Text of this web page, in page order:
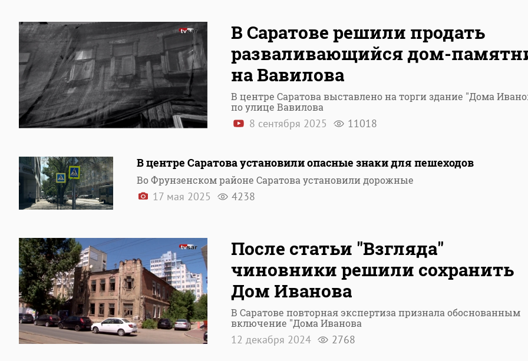
В Саратове решили продать
разваливающийся дом-
на Вавилова
В центре Саратова выставлено на торги здание "Дома
по улице Вавилова
8 сентября 2025 11018
В центре Саратова установили опасные знаки для пешеходов
Во Фрунзенском районе Саратова установили дорожные
17 мая 2025 4238
После статьи "Взгляда"
чиновники решили сохранить
Дом Иванова
В Саратове повторная экспертиза признала обоснованным
включение "Дома Иванова
12 декабря 2024 2768